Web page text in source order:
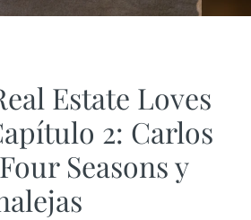
Estate Loves
2: Carlos
Seasons y